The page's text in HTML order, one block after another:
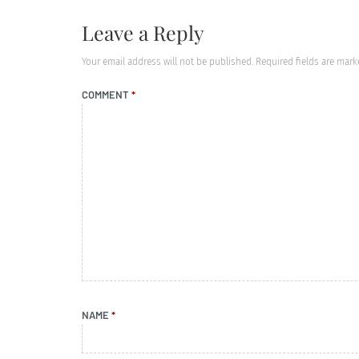
Leave a Reply
Your email address will not be published. Required fields are
COMMENT *
NAME *